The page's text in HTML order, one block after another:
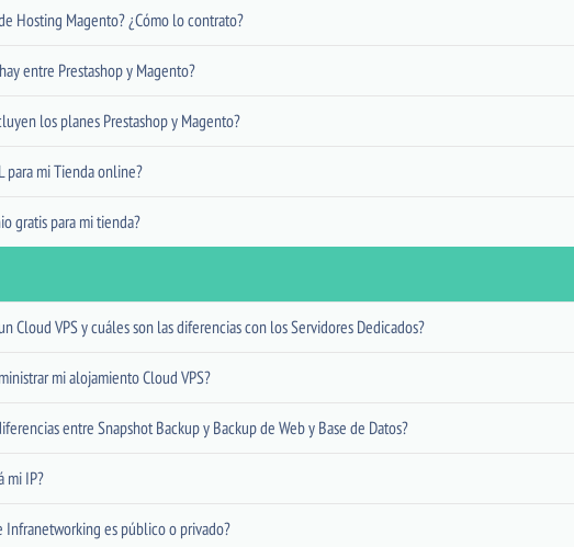
Hosting Magento? ¿Cómo lo contrato?
entre Prestashop y Magento?
los planes Prestashop y Magento?
para mi Tienda online?
gratis para mi tienda?
Cloud VPS y cuáles son las diferencias con los Servidores Dedicados?
mi alojamiento Cloud VPS?
entre Snapshot Backup y Backup de Web y Base de Datos?
mi IP?
Infranetworking es público o privado?